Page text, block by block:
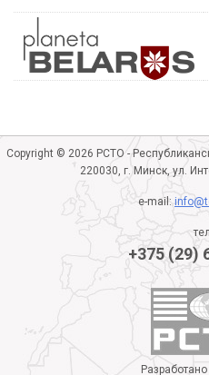
Copyright © 2026 РСТО -
220030, г. Минск, ул.
e-mail:
+375 (29)
Разработано